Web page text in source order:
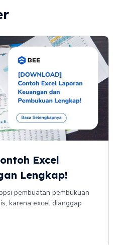
Excel
Lengkap!
pembuatan pembukuan
karena excel dianggap